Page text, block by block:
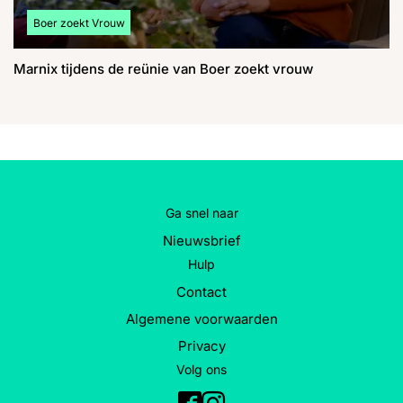
Bekijk meer artikelen over:
Boer zoekt Vrouw
Marnix tijdens de reünie van Boer zoekt vrouw
Ga snel naar
Nieuwsbrief
Hulp
Contact
Algemene voorwaarden
Privacy
Volg ons